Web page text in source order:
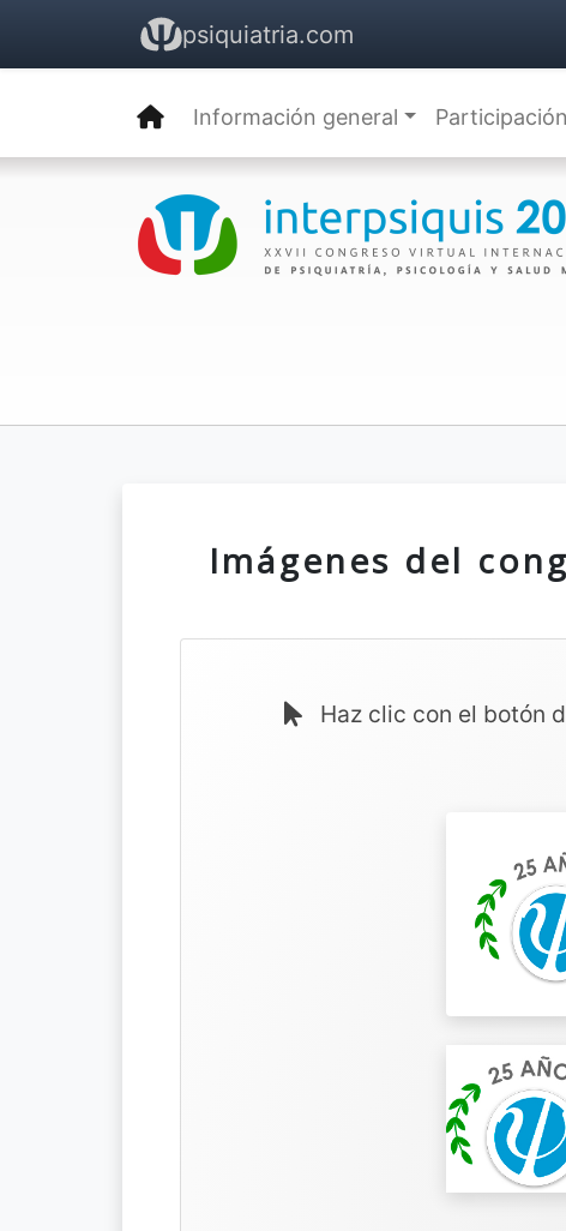
psiquiatria.com
Información general Participación
Imágenes del
Haz clic con el botón